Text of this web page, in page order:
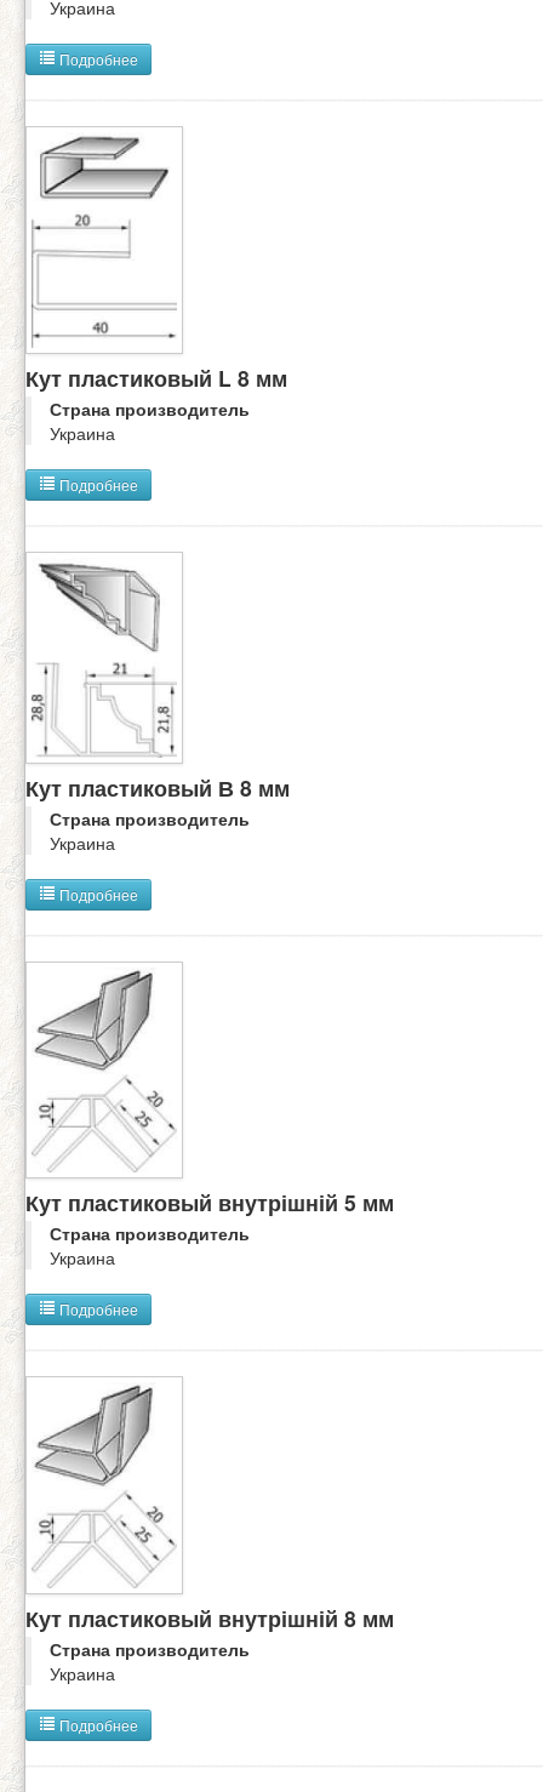
Украина
Подробнее
Кут пластиковый L 8 мм
Страна производитель
Украина
Подробнее
Кут пластиковый В 8 мм
Страна производитель
Украина
Подробнее
Кут пластиковый внутрішній 5 мм
Страна производитель
Украина
Подробнее
Кут пластиковый внутрішній 8 мм
Страна производитель
Украина
Подробнее